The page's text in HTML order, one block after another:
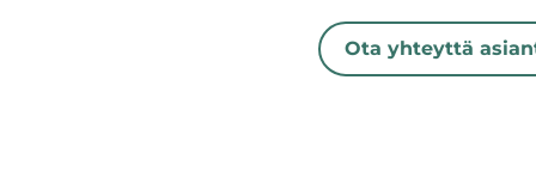
Ota yhteyttä